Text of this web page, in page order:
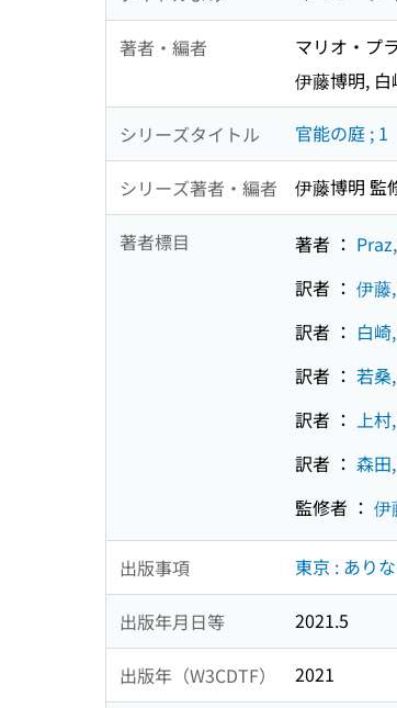
著者・編者
マリオ・プ
伊藤博明,
シリーズタイトル 官能の庭 ; 1
シリーズ著者・編者 伊藤博明 監
著者標目 著者 ：
訳者 ： 伊藤
訳者 ： 白
訳者 ： 若桑
訳者 ： 上
訳者 ： 森田
監修者 ： 伊
出版事項 東京 : あり
出版年月日等 2021.5
出版年（W3CDTF） 2021